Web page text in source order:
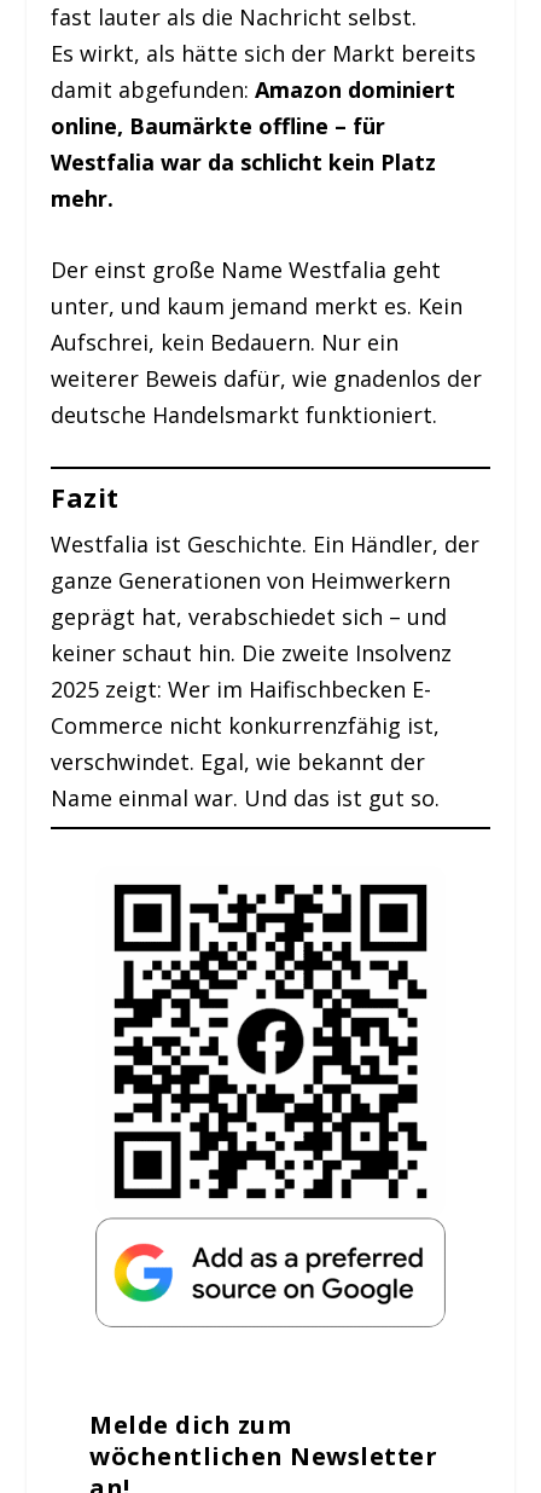
fast lauter als die Nachricht selbst.
Es wirkt, als hätte sich der Markt bereits
damit abgefunden:Amazon dominiert
online, Baumärkte offline – für
Westfalia war da schlicht kein Platz
mehr.
Der einst große Name Westfalia geht
unter, und kaum jemand merkt es. Kein
Aufschrei, kein Bedauern. Nur ein
weiterer Beweis dafür, wie gnadenlos der
deutsche Handelsmarkt funktioniert.
Fazit
Westfalia ist Geschichte. Ein Händler, der
ganze Generationen von Heimwerkern
geprägt hat, verabschiedet sich – und
keiner schaut hin. Die zweite Insolvenz
2025 zeigt: Wer im Haifischbecken E-
Commerce nicht konkurrenzfähig ist,
verschwindet. Egal, wie bekannt der
Name einmal war. Und das ist gut so.
Melde dich zum
wöchentlichen Newsletter